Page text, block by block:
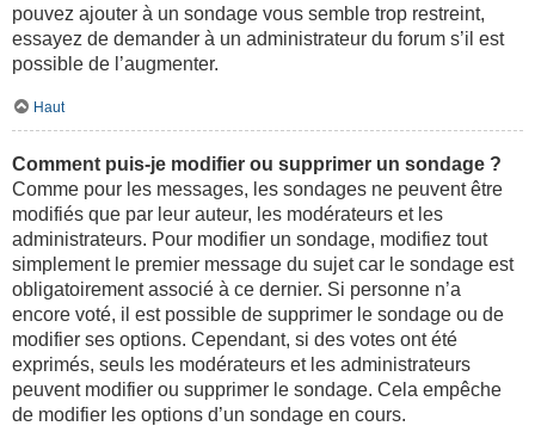
pouvez ajouter à un sondage vous semble trop restreint,
essayez de demander à un administrateur du forum s’il est
possible de l’augmenter.
Haut
Comment puis-je modifier ou supprimer un sondage ?
Comme pour les messages, les sondages ne peuvent être
modifiés que par leur auteur, les modérateurs et les
administrateurs. Pour modifier un sondage, modifiez tout
simplement le premier message du sujet car le sondage est
obligatoirement associé à ce dernier. Si personne n’a
encore voté, il est possible de supprimer le sondage ou de
modifier ses options. Cependant, si des votes ont été
exprimés, seuls les modérateurs et les administrateurs
peuvent modifier ou supprimer le sondage. Cela empêche
de modifier les options d’un sondage en cours.